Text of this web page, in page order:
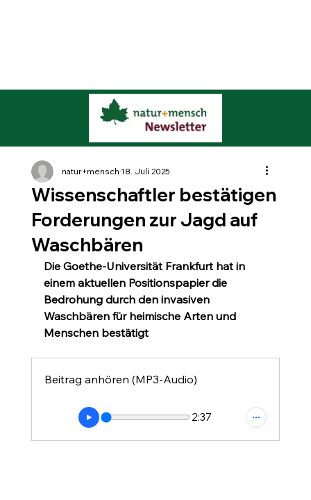
Wissenschaftler bestätigen
Forderungen zur Jagd auf
Waschbären
natur+mensch18. Juli 2025
Die Goethe-Universität Frankfurt hat in
einem aktuellen Positionspapier die
Bedrohung durch den invasiven
Waschbären für heimische Arten und
Menschen bestätigt
Beitrag anhören (MP3-Audio)
2:37